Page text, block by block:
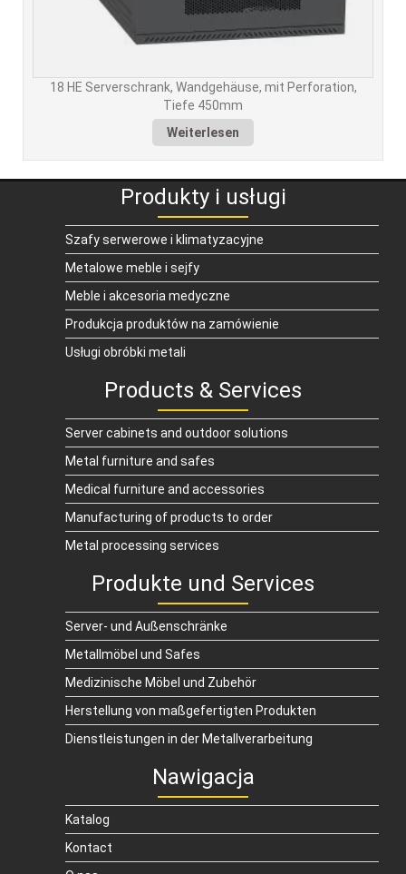
18 HE Serverschrank, Wandgehäuse, mit Perforation,
Tiefe 450mm
Weiterlesen
Produkty i usługi
Szafy serwerowe i klimatyzacyjne
Metalowe meble i sejfy
Meble i akcesoria medyczne
Produkcja produktów na zamówienie
Usługi obróbki metali
Products & Services
Server cabinets and outdoor solutions
Metal furniture and safes
Medical furniture and accessories
Manufacturing of products to order
Metal processing services
Produkte und Services
Server- und Außenschränke
Metallmöbel und Safes
Medizinische Möbel und Zubehör
Herstellung von maßgefertigten Produkten
Dienstleistungen in der Metallverarbeitung
Nawigacja
Katalog
Kontact